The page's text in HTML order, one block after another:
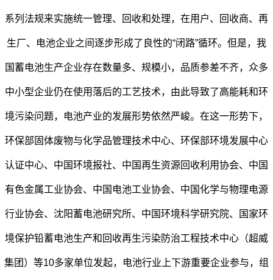
系列法规来实施统一管理、回收和处理，在用户、回收商、再
生厂、电池企业之间逐步形成了良性的“闭路”循环。但是，我
国蓄电池生产企业存在数量多、规模小，品质参差不齐，众多
中小型企业仍在使用落后的工艺技术，由此导致了高能耗和环
境污染问题，电池产业的发展形势依然严峻。在这一形势下，
环保部固体废物与化学品管理技术中心、环保部环境发展中心
认证中心、中国环境报社、中国再生资源回收利用协会、中国
有色金属工业协会、中国电池工业协会、中国化学与物理电源
行业协会、沈阳蓄电池研究所、中国环境科学研究院、国家环
境保护铅蓄电池生产和回收再生污染防治工程技术中心（超威
集团）等10多家单位发起，电池行业上下游重要企业参与，组